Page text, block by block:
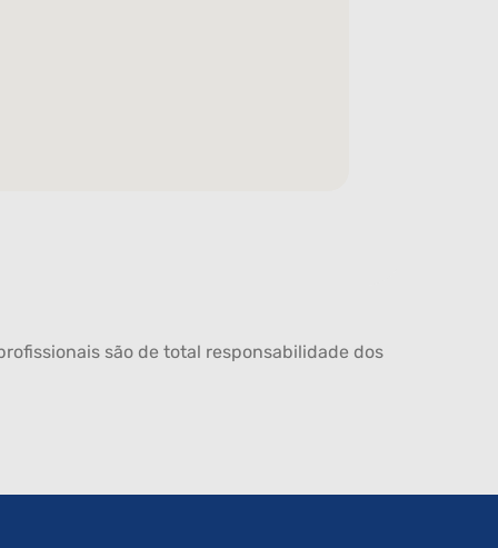
são de total responsabilidade dos